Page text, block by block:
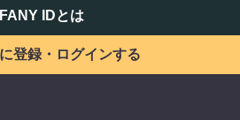
FANY IDとは
登録・ログインする